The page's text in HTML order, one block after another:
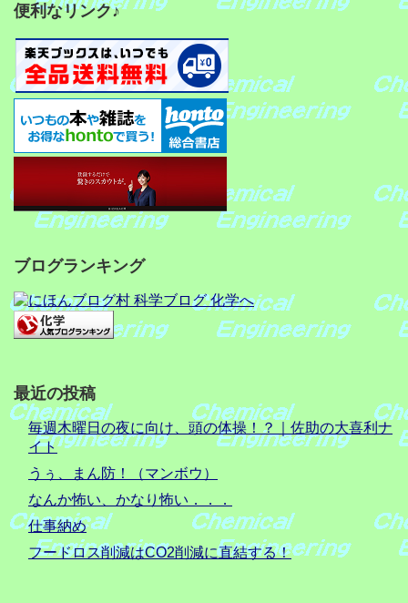
便利なリンク♪
ブログランキング
最近の投稿
毎週木曜日の夜に向け、頭の体操！？｜佐助の大喜利ナ
イト
うぅ、まん防！（マンボウ）
なんか怖い、かなり怖い．．．
仕事納め
フードロス削減はCO2削減に直結する！